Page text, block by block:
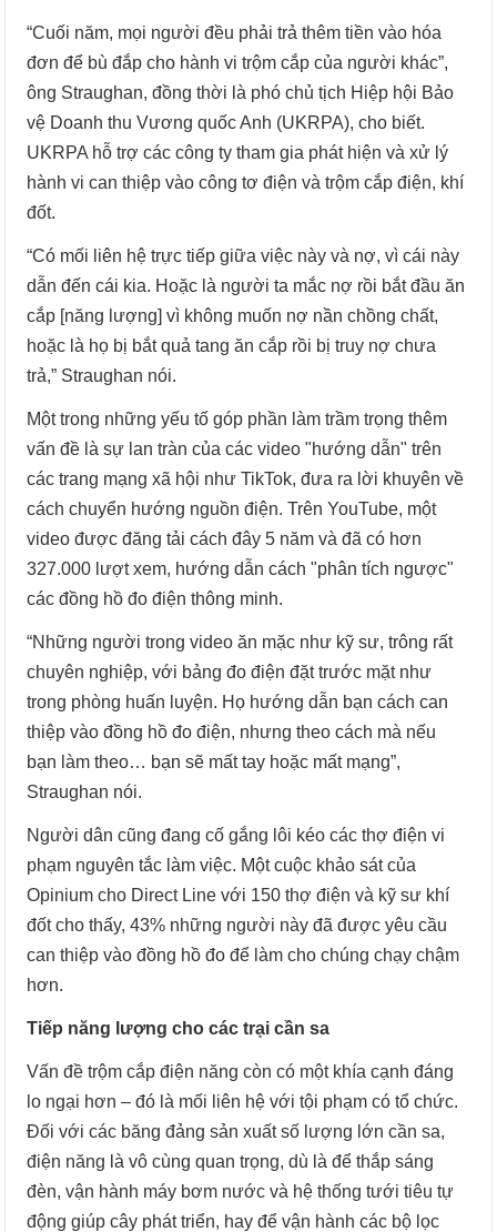
“Cuối năm, mọi người đều phải trả thêm tiền vào hóa
đơn để bù đắp cho hành vi trộm cắp của người khác”,
ông Straughan, đồng thời là phó chủ tịch Hiệp hội Bảo
vệ Doanh thu Vương quốc Anh (UKRPA), cho biết.
UKRPA hỗ trợ các công ty tham gia phát hiện và xử lý
hành vi can thiệp vào công tơ điện và trộm cắp điện, khí
đốt.
“Có mối liên hệ trực tiếp giữa việc này và nợ, vì cái này
dẫn đến cái kia. Hoặc là người ta mắc nợ rồi bắt đầu ăn
cắp [năng lượng] vì không muốn nợ nần chồng chất,
hoặc là họ bị bắt quả tang ăn cắp rồi bị truy nợ chưa
trả,” Straughan nói.
Một trong những yếu tố góp phần làm trầm trọng thêm
vấn đề là sự lan tràn của các video "hướng dẫn" trên
các trang mạng xã hội như TikTok, đưa ra lời khuyên về
cách chuyển hướng nguồn điện. Trên YouTube, một
video được đăng tải cách đây 5 năm và đã có hơn
327.000 lượt xem, hướng dẫn cách "phân tích ngược"
các đồng hồ đo điện thông minh.
“Những người trong video ăn mặc như kỹ sư, trông rất
chuyên nghiệp, với bảng đo điện đặt trước mặt như
trong phòng huấn luyện. Họ hướng dẫn bạn cách can
thiệp vào đồng hồ đo điện, nhưng theo cách mà nếu
bạn làm theo… bạn sẽ mất tay hoặc mất mạng”,
Straughan nói.
Người dân cũng đang cố gắng lôi kéo các thợ điện vi
phạm nguyên tắc làm việc. Một cuộc khảo sát của
Opinium cho Direct Line với 150 thợ điện và kỹ sư khí
đốt cho thấy, 43% những người này đã được yêu cầu
can thiệp vào đồng hồ đo để làm cho chúng chạy chậm
hơn.
Tiếp năng lượng cho các trại cần sa
Vấn đề trộm cắp điện năng còn có một khía cạnh đáng
lo ngại hơn – đó là mối liên hệ với tội phạm có tổ chức.
Đối với các băng đảng sản xuất số lượng lớn cần sa,
điện năng là vô cùng quan trọng, dù là để thắp sáng
đèn, vận hành máy bơm nước và hệ thống tưới tiêu tự
động giúp cây phát triển, hay để vận hành các bộ lọc